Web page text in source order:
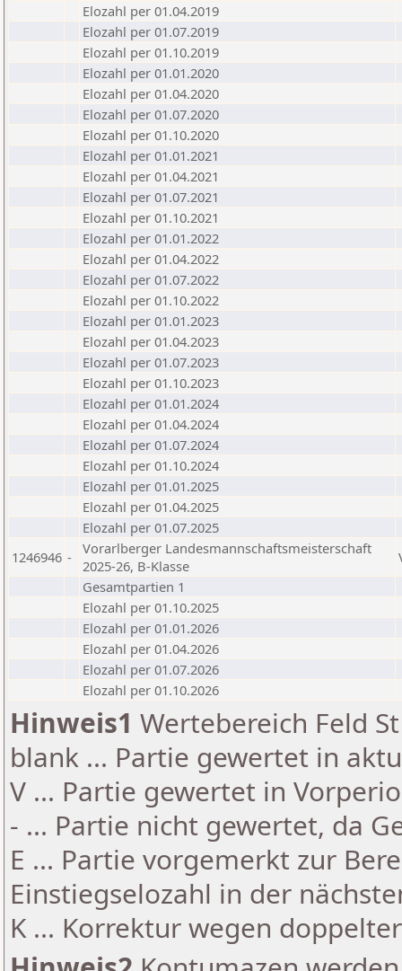
Elozahl per 01.04.2019
Elozahl per 01.07.2019
Elozahl per 01.10.2019
Elozahl per 01.01.2020
Elozahl per 01.04.2020
Elozahl per 01.07.2020
Elozahl per 01.10.2020
Elozahl per 01.01.2021
Elozahl per 01.04.2021
Elozahl per 01.07.2021
Elozahl per 01.10.2021
Elozahl per 01.01.2022
Elozahl per 01.04.2022
Elozahl per 01.07.2022
Elozahl per 01.10.2022
Elozahl per 01.01.2023
Elozahl per 01.04.2023
Elozahl per 01.07.2023
Elozahl per 01.10.2023
Elozahl per 01.01.2024
Elozahl per 01.04.2024
Elozahl per 01.07.2024
Elozahl per 01.10.2024
Elozahl per 01.01.2025
Elozahl per 01.04.2025
Elozahl per 01.07.2025
1246946 -
Vorarlberger Landesmannschaftsmeisterschaft
2025-26, B-Klasse
Gesamtpartien 1
Elozahl per 01.10.2025
Elozahl per 01.01.2026
Elozahl per 01.04.2026
Elozahl per 01.07.2026
Elozahl per 01.10.2026
Hinweis1 Wertebereich Feld
blank ... Partie gewertet in
V ... Partie gewertet in
- ... Partie nicht gewertet, da
E ... Partie vorgemerkt zur
Einstiegselozahl in der
K ... Korrektur wegen